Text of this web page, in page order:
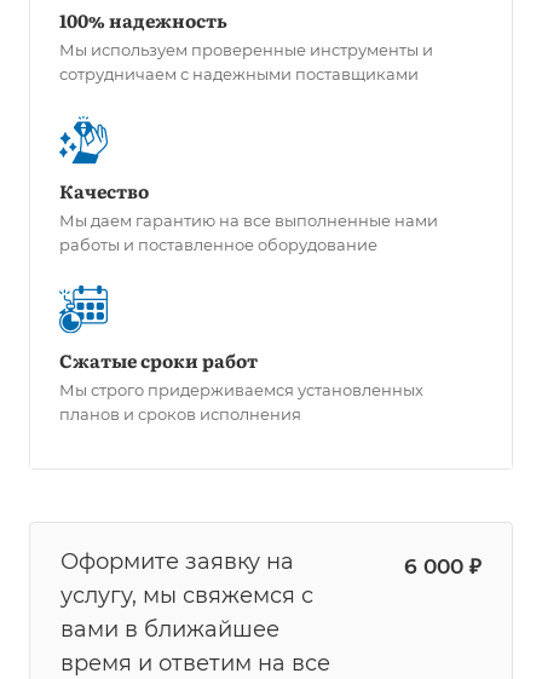
100% надежность
Мы используем проверенные инструменты и
сотрудничаем с надежными поставщиками
Качество
Мы даем гарантию на все выполненные нами
работы и поставленное оборудование
Сжатые сроки работ
Мы строго придерживаемся установленных
планов и сроков исполнения
Оформите заявку на
услугу, мы свяжемся с
вами в ближайшее
время и ответим на все
6 000 ₽